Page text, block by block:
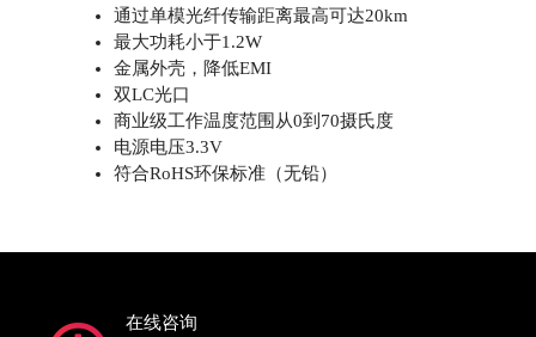
通过单模光纤传输距离最高可达20km
最大功耗小于1.2W
金属外壳，降低EMI
双LC光口
商业级工作温度范围从0到70摄氏度
电源电压3.3V
符合RoHS环保标准（无铅）
在线咨询